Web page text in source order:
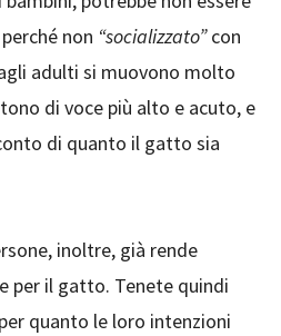
non “socializzato”con
adulti si muovono molto
di voce più alto e acuto, e
di quanto il gatto sia
inoltre, già rende
per il gatto. Tenete quindi
quanto le loro intenzioni